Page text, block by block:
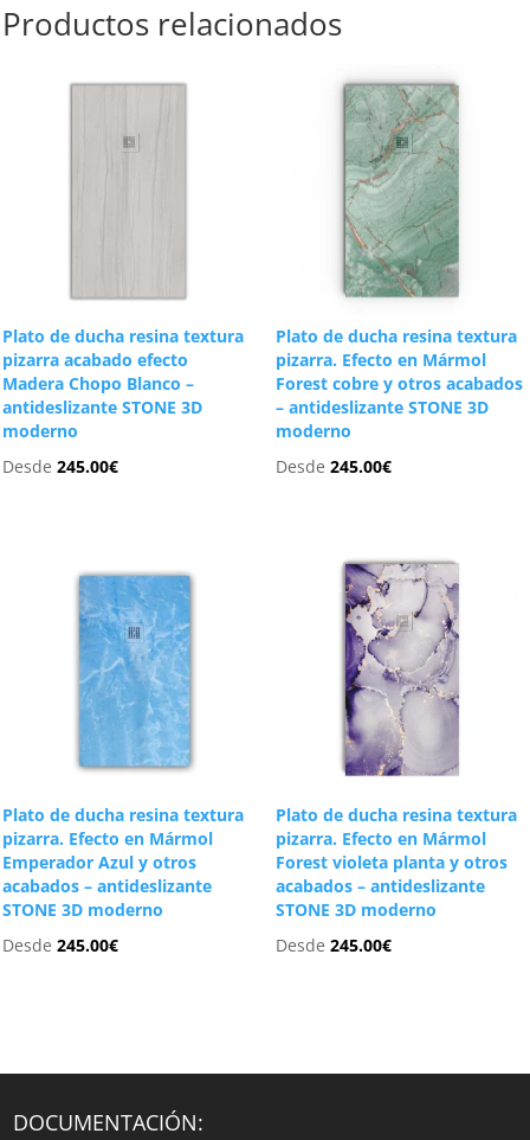
Productos relacionados
Plato de ducha resina textura
pizarra acabado efecto
Madera Chopo Blanco –
antideslizante STONE 3D
moderno
Desde245.00€
Plato de ducha resina textura
pizarra. Efecto en Mármol
Forest cobre y otros acabados
– antideslizante STONE 3D
moderno
Desde 245.00€
Plato de ducha resina textura
pizarra. Efecto en Mármol
Emperador Azul y otros
acabados – antideslizante
STONE 3D moderno
Desde245.00€
Plato de ducha resina textura
pizarra. Efecto en Mármol
Forest violeta planta y otros
acabados – antideslizante
STONE 3D moderno
Desde 245.00€
DOCUMENTACIÓN: